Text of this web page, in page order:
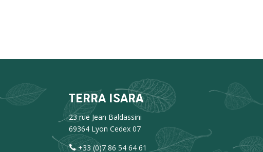
TERRA ISARA
23 rue Jean Baldassini
69364 Lyon Cedex 07
+33 (0)7 86 54 64 61